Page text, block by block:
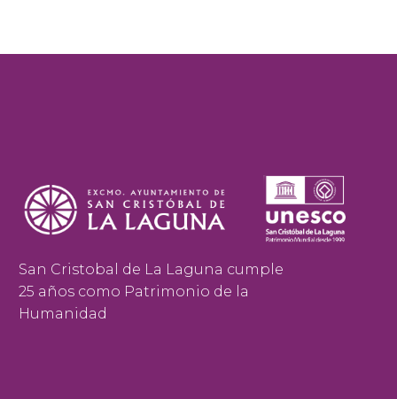
San Cristobal de La Laguna cumple
25 años como Patrimonio de la
Humanidad